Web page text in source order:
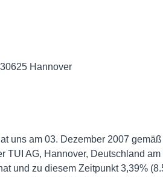
Hannover
uns am 03. Dezember 2007
TUI AG, Hannover, Deutschland
und zu diesem Zeitpunkt 3,39%